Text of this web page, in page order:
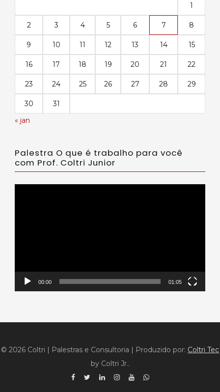
1
2 3 4 5 6 7 8
9 10 11 12 13 14 15
16 17 18 19 20 21 22
23 24 25 26 27 28 29
30
31
« jan
Palestra O que é trabalho para você
com Prof. Coltri Junior
00:00 01:05
© 2026 Coltri | Palestras e Consultoria Produzido por: Coltri Tec
by Coltri Jr..
Facebook
TwitterLinkedinInstagram
YouTubeWhatsApp